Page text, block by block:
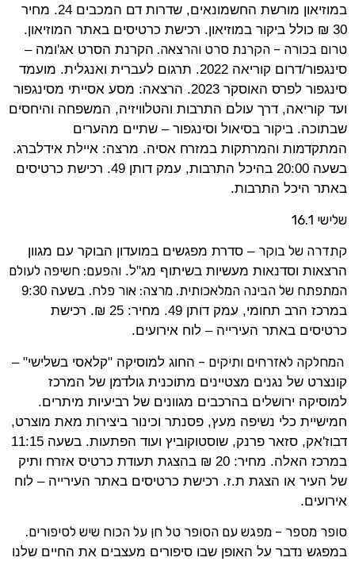
במוזיאון מורשת החשמונאים, שדרות דם המכבים 24. מחיר
30 ₪ כולל ביקור במוזיאון. רכישת כרטיסים באתר המוזיאון.
טרום בכורה – הקרנת סרט והרצאה. הקרנת הסרט אג'ומה –
סינגפור/דרום קוריאה 2022. תרגום לעברית ואנגלית. מועמד
סינגפור לפרס האוסקר 2023. הרצאה: מסע אסייתי מסינגפור
ועד קוריאה, דרך עולם התרבות והטלוויזיה, המשפחה והיחסים
שבתוכה. ביקור בסיאול וסינגפור – שתיים מהערים
המתקדמות והמרתקות במזרח אסיה. מרצה: איילת אידלברג.
בשעה 20:00 בהיכל התרבות, עמק דותן 49. רכישת כרטיסים
באתר היכל התרבות.
שלישי 16.1
קתדרה של בוקר– סדרת מפגשים במועדון הבוקר עם מגוון
הרצאות וסדנאות מעשיות בשיתוף מג"ל. והפעם: חשיפה לעולם
המתפתח של הבינה המלאכותית. מרצה: אור פלח.
בשעה 9:30
במרכז הרב תחומי, עמק דותן 49. מחיר: 25 ₪. רכישת
כרטיסים באתר העירייה – לוח אירועים.
המחלקה לאזרחים ותיקים – החוג למוסיקה "קלאסי בשלישי" –
קונצרט של נגנים מצטיינים מתוכנית גולדמן של המרכז
למוסיקה ירושלים בהרכבים מגוונים של רביעיות מיתרים.
חמישיית כלי נשיפה מעץ, פסנתר וכינור ביצירות מאת מוצרט,
דבוז'אק, סזאר פרנק, שוסטוקוביץ ועוד הפתעות. בשעה 11:15
במרכז האלה. מחיר: 20 ₪ בהצגת תעודת כרטיס אזרח ותיק
של העיר או הצגת ת.ז. רכישת כרטיסים באתר העירייה – לוח
אירועים.
סופר מספר – מפגש עם הסופר טל חן על הכוח שיש לסיפורים.
במפגש נדבר על האופן שבו סיפורים מעצבים את החיים שלנו